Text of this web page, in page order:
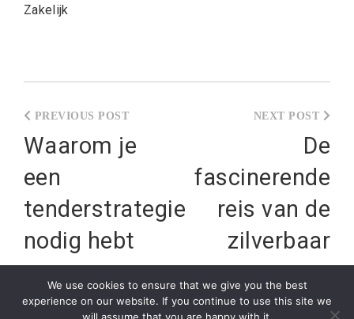
Zakelijk
navigation
Waarom je
een
tenderstrategie
nodig hebt
De
fascinerende
reis van de
zilverbaar
We use cookies to ensure that we give you the best
experience on our website. If you continue to use this site we